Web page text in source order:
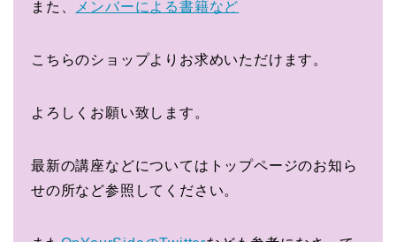
また、 メンバーによる書籍など
こちらのショップよりお求めいただけます。
よろしくお願い致します。
最新の講座などについてはトップページのお知ら
せの所など参照してください。